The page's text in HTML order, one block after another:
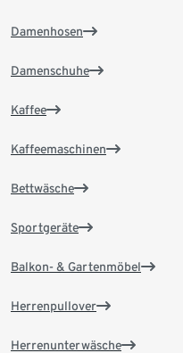
Damenhosen
Damenschuhe
Kaffee
Kaffeemaschinen
Bettwäsche
Sportgeräte
Balkon- & Gartenmöbel
Herrenpullover
Herrenunterwäsche